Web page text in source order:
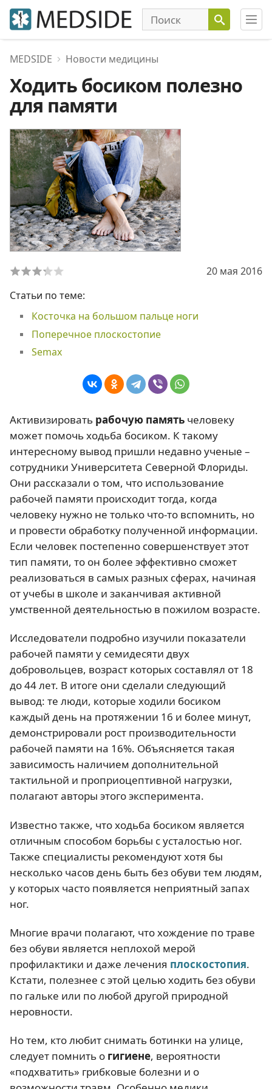
MEDSIDE Новости медицины
Ходить босиком полезно
для памяти
20 мая 2016
Статьи по теме:
Косточка на большом пальце ноги
Поперечное плоскостопие
Semax
Активизировать рабочую память человеку
может помочь ходьба босиком. К такому
интересному вывод пришли недавно ученые –
сотрудники Университета Северной Флориды.
Они рассказали о том, что использование
рабочей памяти происходит тогда, когда
человеку нужно не только что-то вспомнить, но
и провести обработку полученной информации.
Если человек постепенно совершенствует этот
тип памяти, то он более эффективно сможет
реализоваться в самых разных сферах, начиная
от учебы в школе и заканчивая активной
умственной деятельностью в пожилом возрасте.
Исследователи подробно изучили показатели
рабочей памяти у семидесяти двух
добровольцев, возраст которых составлял от 18
до 44 лет. В итоге они сделали следующий
вывод: те люди, которые ходили босиком
каждый день на протяжении 16 и более минут,
демонстрировали рост производительности
рабочей памяти на 16%. Объясняется такая
зависимость наличием дополнительной
тактильной и проприоцептивной нагрузки,
полагают авторы этого эксперимента.
Известно также, что ходьба босиком является
отличным способом борьбы с усталостью ног.
Также специалисты рекомендуют хотя бы
несколько часов день быть без обуви тем людям,
у которых часто появляется неприятный запах
ног.
Многие врачи полагают, что хождение по траве
без обуви является неплохой мерой
профилактики и даже лечения плоскостопия.
Кстати, полезнее с этой целью ходить без обуви
по гальке или по любой другой природной
неровности.
Но тем, кто любит снимать ботинки на улице,
следует помнить о гигиене, вероятности
«подхватить» грибковые болезни и о